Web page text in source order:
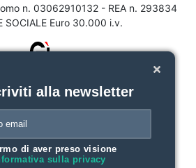
n. 03062910132 - REA n. 293834
SOCIALE Euro 30.000 i.v.
alla newsletter
di aver preso visione
sulla privacy